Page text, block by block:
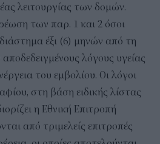
λειτουργίας των δομών.
των παρ. 1 και 2 όσοι
έξι (6) μηνών από τη
λόγους υγείας
του εμβολίου. Οι λόγοι
στη βάση ειδικής λίστας
η Εθνική Επιτροπή
από τριμελείς επιτροπές